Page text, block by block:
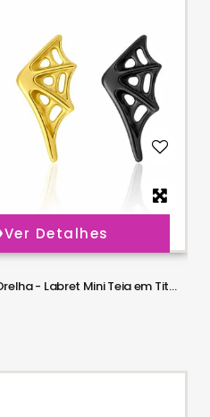
Ver Detalhes
Piercing para Orelha - Labret Mini Teia em Titânio - 6ORE1067